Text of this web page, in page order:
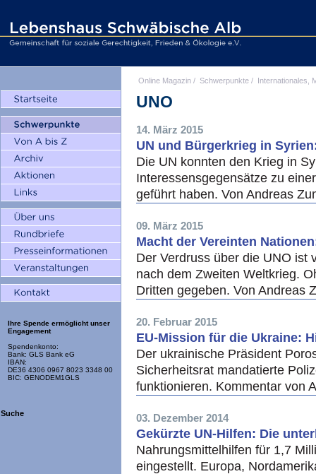
Ihre Spende ermöglicht unser
Engagement
Spendenkonto:
Bank: GLS Bank eG
IBAN:
DE36 4306 0967 8023 3348 00
BIC: GENODEM1GLS
Suche
Online Magazin / Schwerpunkte / Internationales,
UNO
14. März 2015
UN und Bürgerkrieg in
Die UN konnten den Krieg in
Interessensgegensätze zu
geführt haben. Von Andreas
09. März 2015
Macht der Vereinten
Der Verdruss über die UNO ist
nach dem Zweiten Weltkrieg.
Dritten gegeben. Von Andreas
20. Februar 2015
EU-Mission für die Ukraine:
Der ukrainische Präsident
Sicherheitsrat mandatierte
funktionieren. Kommentar von
03. Dezember 2014
Gekürzte UN-Hilfen: Die
Nahrungsmittelhilfen für 1,7
eingestellt. Europa,